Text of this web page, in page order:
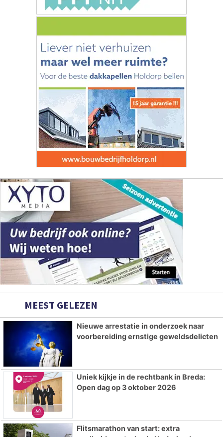
MEEST GELEZEN
Nieuwe arrestatie in onderzoek naar
voorbereiding ernstige geweldsdelicten
Uniek kijkje in de rechtbank in Breda:
Open dag op 3 oktober 2026
Flitsmarathon van start: extra